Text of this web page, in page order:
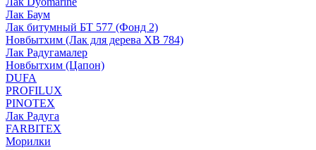
Лак Баум
Лак битумный БТ 577 (Фонд 2)
Новбытхим (Лак для дерева ХВ 784)
Лак Радугамалер
Новбытхим (Цапон)
DUFA
PROFILUX
PINOTEX
Лак Радуга
FARBITEX
Морилки